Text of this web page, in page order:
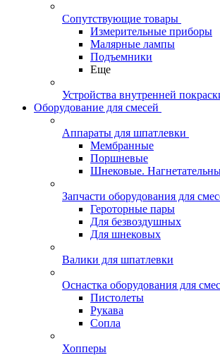
Сопутствующие товары
Измерительные приборы
Малярные лампы
Подъемники
Еще
Устройства внутренней
Оборудование для смесей
Аппараты для шпатлевки
Мембранные
Поршневые
Шнековые.
Запчасти оборудования для
Героторные пары
Для безвоздушных
Для шнековых
Валики для шпатлевки
Оснастка оборудования для
Пистолеты
Рукава
Сопла
Хопперы